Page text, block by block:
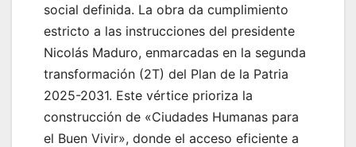
social definida. La obra da cumplimiento
estricto a las instrucciones del presidente
Nicolás Maduro, enmarcadas en la segunda
transformación (2T) del Plan de la Patria
2025-2031. Este vértice prioriza la
construcción de «Ciudades Humanas para
el Buen Vivir», donde el acceso eficiente a